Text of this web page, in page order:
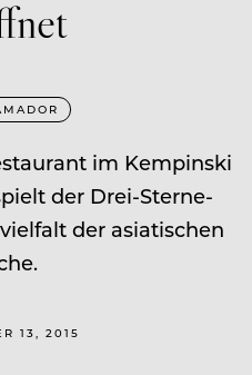
im Kempinski
der Drei-Sterne-
der asiatischen
13, 2015